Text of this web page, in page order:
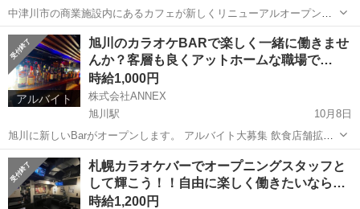
中津川市の商業施設内にあるカフェが新しくリニューアルオープンし
ます。 オシャレに楽しく働いてみませんか？ ドリンクの作り方やお料
理が勉強できちゃいます。 将来お店を持ちたい貴方もここで修行し
て、独立してみてわ。
岐阜 中津川市
アルバイト
旭川のカラオケBARで楽しく一緒に働きませ
んか？客層も良くアットホームな職場で…
時給1,000円
株式会社ANNEX
旭川駅
10月8日
旭川に新しいBarがオープンします。 アルバイト大募集 飲食店舗拡大
により、スタッフ募集致します。 これまでにない好条件で楽しくやり
がいのある職場で働いてみませんか？ 店内の雰囲気も良く、スタッフ
同士もとても仲良...
北海道 旭川市 旭川駅 スタッフ
札幌カラオケバーでオープニングスタッフと
して輝こう！！自由に楽しく働きたいなら…
時給1,200円